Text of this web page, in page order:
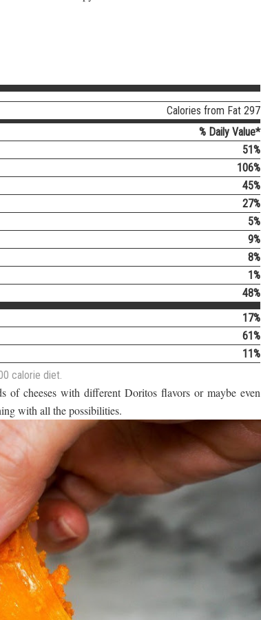
Calories from Fat 297
% Daily Value*
51%
106%
45%
27%
5%
9%
8%
1%
48%
17%
61%
11%
calorie diet.
cheeses with different Doritos flavors or maybe even
with all the possibilities.